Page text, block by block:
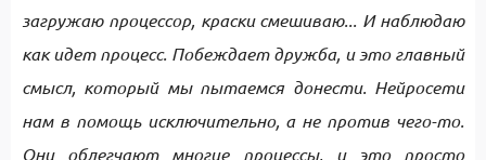
загружаю процессор, краски смешиваю... И наблюдаю
как идет процесс. Побеждает дружба, и это главный
смысл, который мы пытаемся донести. Нейросети
нам в помощь исключительно, а не против чего-то.
Они облегчают многие процессы, и это просто